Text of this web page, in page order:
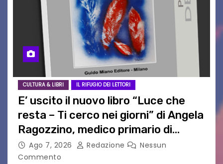
CULTURA & LIBRI IL RIFUGIO DEI LETTORI
E’ uscito il nuovo libro “Luce che
resta – Ti cerco nei giorni” di Angela
Ragozzino, medico primario di
Capua
Ago 7, 2026 Redazione
Nessun
Commento